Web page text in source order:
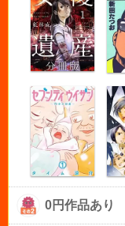
0円作品あり